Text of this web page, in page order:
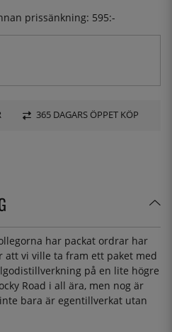
prissänkning: 595:-
365 DAGARS ÖPPET KÖP
har packat ordrar har
att vi ville ta fram ett paket med
på en lite högre
Road i all ära, men nog är
bara är egentillverkat utan